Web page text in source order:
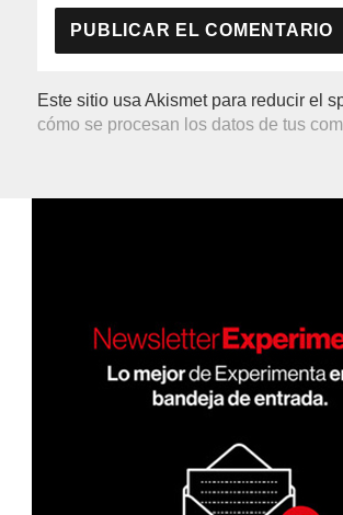
Este sitio usa Akismet para reducir el
cómo se procesan los datos de tus